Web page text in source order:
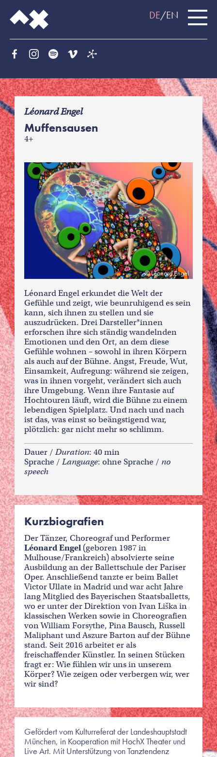
DE EN
f
Léonard Engel
Muffensausen
4+
Léonard Engel
Léonard Engel erkundet die Welt der
Gefühle und zeigt, wie beunruhigend es sein
kann, sich ihnen zu stellen und sie
auszudrücken. Drei Darsteller*innen
erforschen ihre sich ständig wandelnden
Emotionen und den Ort, an dem diese
Gefühle wohnen – sowohl in ihren Körpern
als auch auf der Bühne. Angst, Freude, Wut,
Einsamkeit, Aufregung: während sie zeigen,
was in ihnen vorgeht, verändert sich auch
ihre Umgebung. Wenn ihre Fantasie auf
Hochtouren läuft, wird die Bühne zu einem
lebendigen Spielplatz. Und nach und nach
ist das, was einst so beängstigend war,
plötzlich: gar nicht mehr so schlimm.
Dauer / Duration: 40 min
Sprache / Language: ohne Sprache / no
speech
Kurzbiografien
Der Tänzer, Choreograf und Performer
Léonard Engel (geboren 1987 in
Mulhouse/Frankreich) absolvierte seine
Ausbildung an der Ballettschule der Pariser
Oper. Anschließend tanzte er beim Ballet
Victor Ullate in Madrid und war acht Jahre
lang Mitglied des Bayerischen Staatsballetts,
wo er unter der Direktion von Ivan Liška in
klassischen Werken sowie in Choreografien
von William Forsythe, Pina Bausch, Russell
Maliphant und Aszure Barton auf der Bühne
stand. Seit 2016 arbeitet er als
freischaffender Künstler. In seinen Stücken
fragt er: Wie fühlen wir uns in unserem
Körper? Wie zeigen oder verbergen wir, wer
wir sind?
Gefördert vom Kulturreferat der Landeshauptstadt
München, in Kooperation mit HochX Theater und
Live Art. Mit Unterstützung von Tanztendenz